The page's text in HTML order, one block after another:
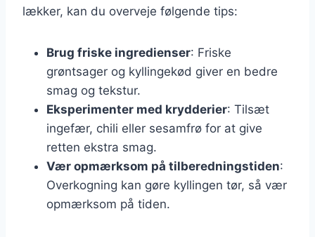
lækker, kan du overveje følgende tips:
Brug friske ingredienser: Friske
grøntsager og kyllingekød giver en bedre
smag og tekstur.
Eksperimenter med krydderier: Tilsæt
ingefær, chili eller sesamfrø for at give
retten ekstra smag.
Vær opmærksom på tilberedningstiden:
Overkogning kan gøre kyllingen tør, så vær
opmærksom på tiden.